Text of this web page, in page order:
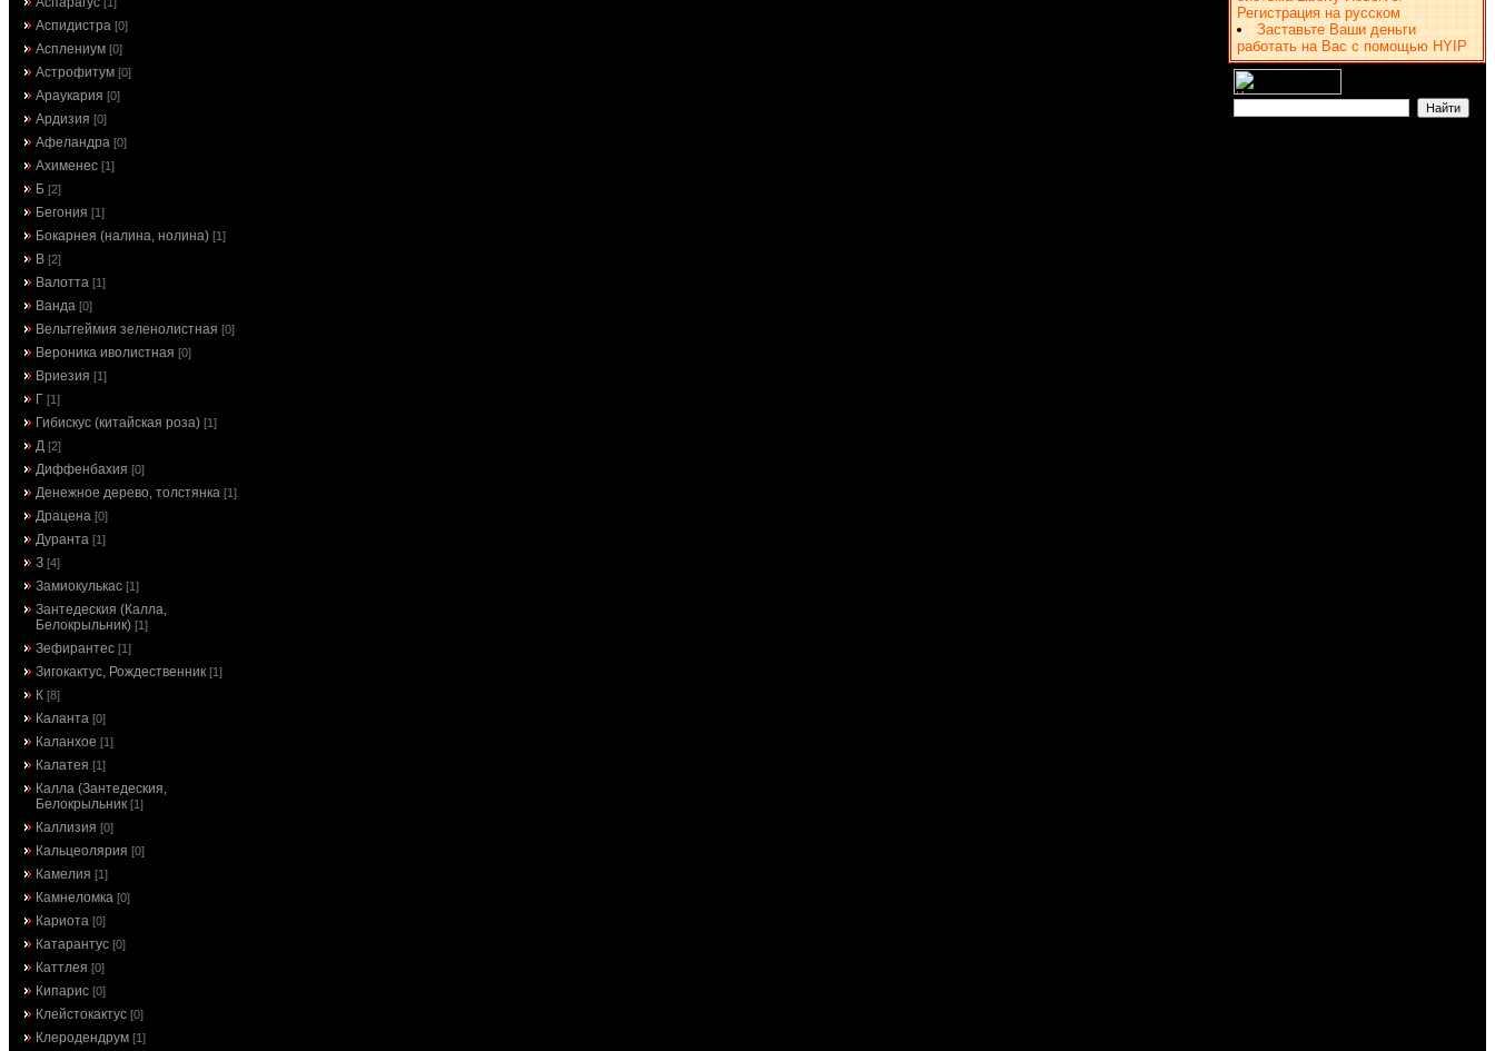
Аспидистра [0]
Асплениум [0]
Астрофитум [0]
Араукария [0]
Ардизия [0]
Афеландра [0]
Ахименес [1]
Б [2]
Бегония [1]
Бокарнея (налина, нолина) [1]
В [2]
Валотта [1]
Ванда [0]
Вельтгеймия зеленолистная [0]
Вероника иволистная [0]
Вриезия [1]
Г [1]
Гибискус (китайская роза) [1]
Д [2]
Диффенбахия [0]
Денежное дерево, толстянка [1]
Драцена [0]
Дуранта [1]
З [4]
Замиокулькас [1]
Зантедеския (Калла,
Белокрыльник) [1]
Зефирантес [1]
Зигокактус, Рождественник [1]
К [8]
Каланта [0]
Каланхое [1]
Калатея [1]
Калла (Зантедеския,
Белокрыльник [1]
Каллизия [0]
Кальцеолярия [0]
Камелия [1]
Камнеломка [0]
Кариота [0]
Катарантус [0]
Каттлея [0]
Кипарис [0]
Клейстокактус [0]
Клеродендрум [1]
Регистрация на русском
Заставьте Ваши деньги
работать на Вас с помощью HYIP